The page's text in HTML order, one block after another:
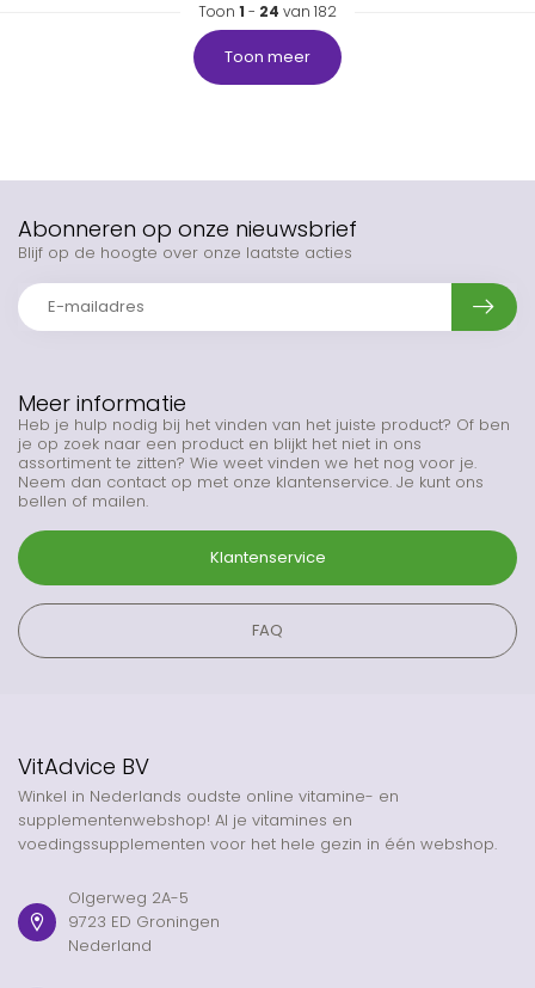
Toon 1 - 24 van 182
Toon meer
Meer informatie
Heb je hulp nodig bij het vinden van het juiste product? Of ben
je op zoek naar een product en blijkt het niet in ons
assortiment te zitten? Wie weet vinden we het nog voor je.
Neem dan contact op met onze klantenservice. Je kunt ons
bellen of mailen.
Klantenservice
FAQ
Abonneren op onze nieuwsbrief
Blijf op de hoogte over onze laatste acties
VitAdvice BV
Winkel in Nederlands oudste online vitamine- en
supplementenwebshop! Al je vitamines en
voedingssupplementen voor het hele gezin in één webshop.
Olgerweg 2A-5
9723 ED Groningen
Nederland